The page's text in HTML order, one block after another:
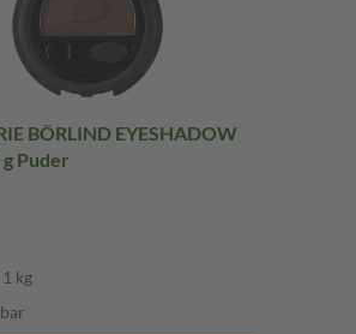
BÖRLIND EYESHADOW
Puder
kg